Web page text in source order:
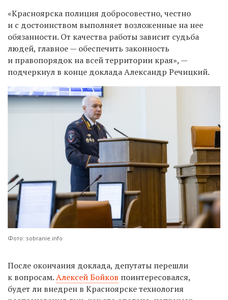
«Красноярска полиция добросовестно, честно
и с достоинством выполняет возложенные на нее
обязанности. От качества работы зависит судьба
людей, главное — обеспечить законность
и правопорядок на всей территории края», —
подчеркнул в конце доклада Александр Речицкий.
Фото: sobranie.info
После окончания доклада, депутаты перешли
к вопросам.Алексей Бойков поинтересовался,
будет ли внедрен в Красноярске технология